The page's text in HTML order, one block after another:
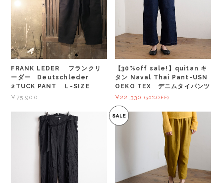
FRANK LEDER フランクリ
ーダー Deutschleder
2TUCK PANT Ｌ-SIZE
¥75,900
【30%off sale!】quitan キ
タン Naval Thai Pant-USN
OEKO TEX デニムタイパンツ
¥22,330
(30%OFF)